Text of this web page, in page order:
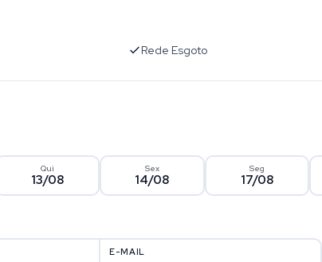
Rede Esgoto
Qui
13/08
Sex
14/08
Seg
17/08
E-MAIL